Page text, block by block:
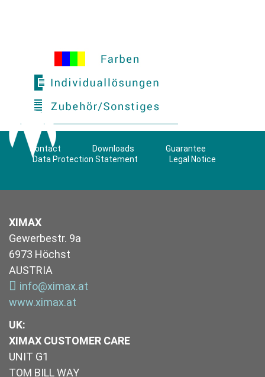
Contact Downloads
Guarantee
Data Protection Statement
Legal Notice
XIMAX
Gewerbestr. 9a
6973 Höchst
AUSTRIA
info@ximax.at
www.ximax.at
UK:
XIMAX CUSTOMER CARE
UNIT G1
TOM BILL WAY